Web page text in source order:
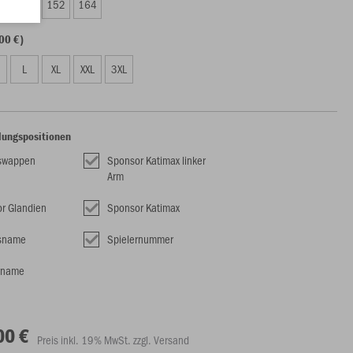
152 164
€)
L XL XXL 3XL
Sponsor Katimax linker
Arm
Glandien
Sponsor Katimax
Spielernummer
€ Preis inkl. 19% MwSt. zzgl. Versand